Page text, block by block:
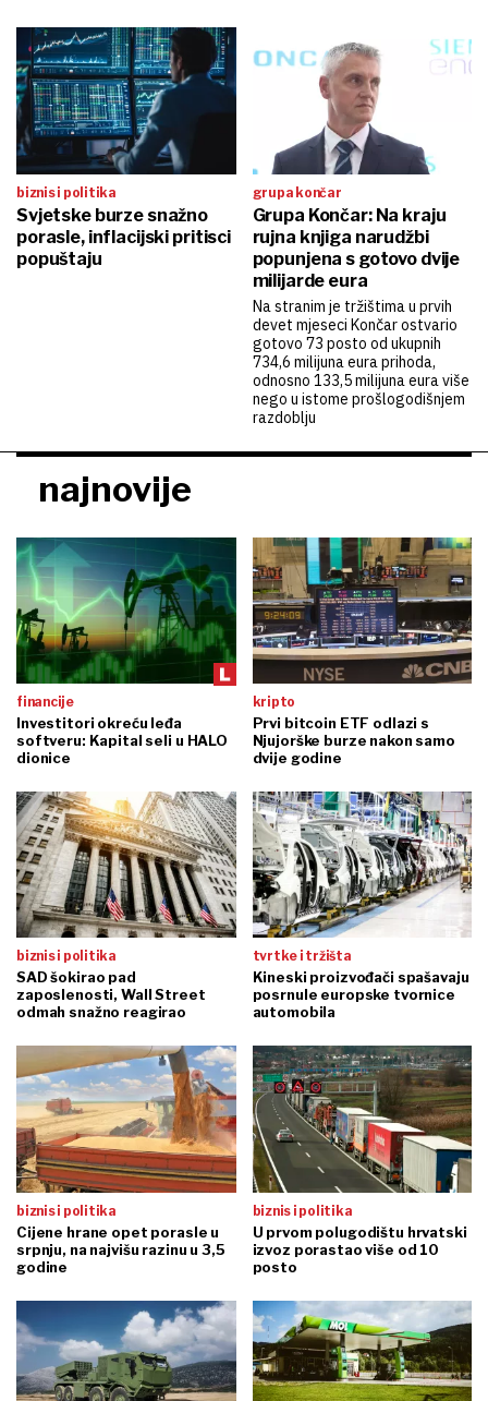
biznis i politika
Svjetske burze snažno
porasle, inflacijski pritisci
popuštaju
grupa končar
Grupa Končar: Na kraju
rujna knjiga narudžbi
popunjena s gotovo dvije
milijarde eura
Na stranim je tržištima u prvih
devet mjeseci Končar ostvario
gotovo 73 posto od ukupnih
734,6 milijuna eura prihoda,
odnosno 133,5 milijuna eura više
nego u istome prošlogodišnjem
razdoblju
najnovije
financije
Investitori okreću leđa
softveru: Kapital seli u HALO
dionice
kripto
Prvi bitcoin ETF odlazi s
Njujorške burze nakon samo
dvije godine
biznis i politika
SAD šokirao pad
zaposlenosti, Wall Street
odmah snažno reagirao
tvrtke i tržišta
Kineski proizvođači spašavaju
posrnule europske tvornice
automobila
biznis i politika
Cijene hrane opet porasle u
srpnju, na najvišu razinu u 3,5
godine
biznis i politika
U prvom polugodištu hrvatski
izvoz porastao više od 10
posto